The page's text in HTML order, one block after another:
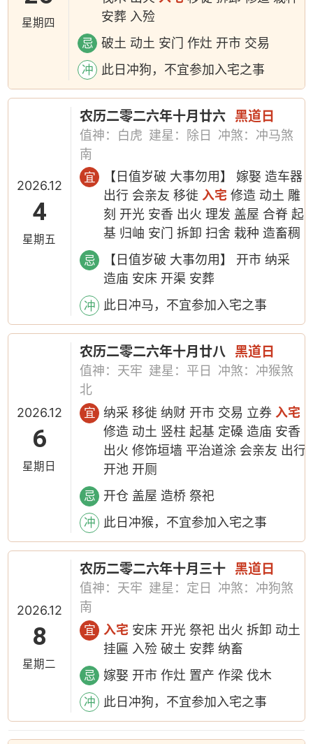
星期四
安葬 入殓
忌 破土 动土 安门 作灶 开市 交易
冲 此日冲狗，不宜参加入宅之事
2026.12
4
星期五
农历二零二六年十月廿六 黑道日
值神：白虎 建星：除日
冲煞：冲马煞
南
宜
【日值岁破 大事勿用】 嫁娶 造车器
出行 会亲友 移徙入宅 修造 动土 雕
刻 开光 安香 出火 理发 盖屋 合脊 起
基 归岫 安门 拆卸 扫舍 栽种 造畜稠
忌
【日值岁破 大事勿用】 开市 纳采
造庙 安床 开渠 安葬
冲 此日冲马，不宜参加入宅之事
2026.12
6
星期日
农历二零二六年十月廿八 黑道日
值神：天牢 建星：平日
冲煞：冲猴煞
北
宜 纳采 移徙 纳财 开市 交易 立券 入宅
修造 动土 竖柱 起基 定磉 造庙 安香
出火 修饰垣墙 平治道涂 会亲友 出行
开池 开厕
忌 开仓 盖屋 造桥 祭祀
冲 此日冲猴，不宜参加入宅之事
2026.12
8
星期二
农历二零二六年十月三十 黑道日
值神：天牢 建星：定日
冲煞：冲狗煞
南
宜 入宅 安床 开光 祭祀 出火 拆卸 动土
挂匾 入殓 破土 安葬 纳畜
忌 嫁娶 开市 作灶 置产 作梁 伐木
冲 此日冲狗，不宜参加入宅之事